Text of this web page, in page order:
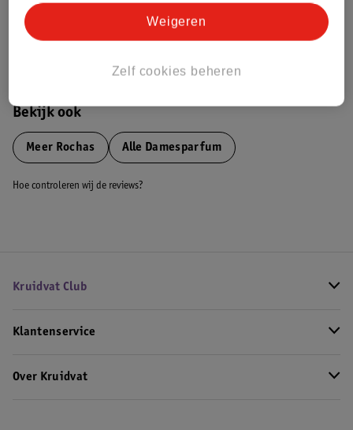
Bekijk ook
Meer Rochas Alle Damesparfum
Hoe controleren wij de reviews?
Kruidvat Club
Klantenservice
Over Kruidvat
Zelf cookies beheren
Weigeren